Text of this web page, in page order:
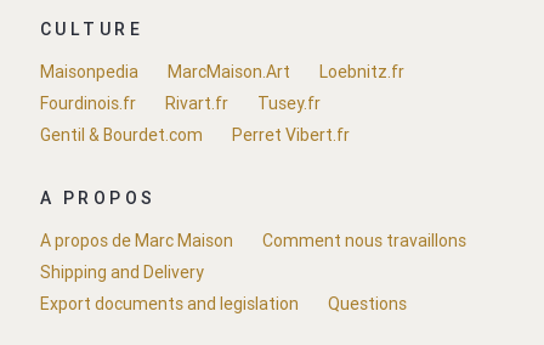
CULTURE
Maisonpedia
MarcMaison.Art
Loebnitz.fr
Fourdinois.fr
Rivart.fr
Tusey.fr
Gentil & Bourdet.com
Perret Vibert.fr
A PROPOS
A propos de Marc Maison
Comment nous travaillons
Shipping and Delivery
Export documents and legislation
Questions